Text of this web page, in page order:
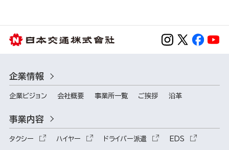
企業情報
企業ビジョン 会社概要 事業所一覧 ご挨拶 沿革
事業内容
タクシー ハイヤー ドライバー派遣 EDS